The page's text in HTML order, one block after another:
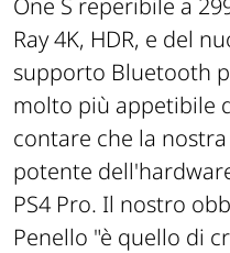
Ray 4K, HDR, e del
supporto Bluetooth
molto più appetibile
contare che la
potente
PS4 Pro. Il nostro
Penello "è quello di